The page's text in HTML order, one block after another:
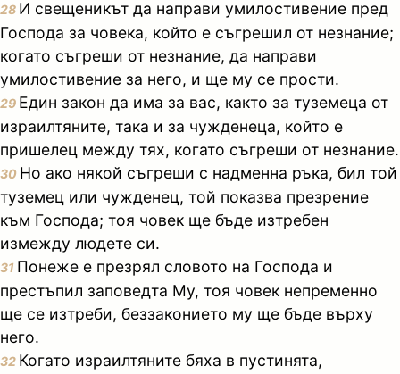
28 И свещеникът да направи умилостивение пред
Господа за човека, който е съгрешил от незнание;
когато съгреши от незнание, да направи
умилостивение за него, и ще му се прости.
29 Един закон да има за вас, както за туземеца от
израилтяните, така и за чужденеца, който е
пришелец между тях, когато съгреши от незнание.
30 Но ако някой съгреши с надменна ръка, бил той
туземец или чужденец, той показва презрение
към Господа; тоя човек ще бъде изтребен
измежду людете си.
31 Понеже е презрял словото на Господа и
престъпил заповедта Му, тоя човек непременно
ще се изтреби, беззаконието му ще бъде върху
него.
32 Когато израилтяните бяха в пустинята,